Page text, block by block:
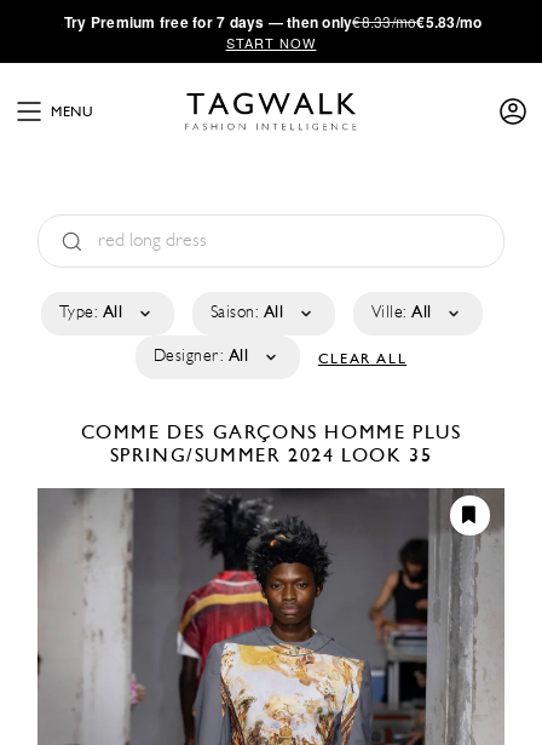
·Try Premium free for 7 days — then only€8.33/mo€5.83/mo
START NOW
MENU
Type: All Saison: All Ville: All
Designer: All CLEAR ALL
COMME DES GARÇONS HOMME PLUS
SPRING/SUMMER 2024 LOOK 35